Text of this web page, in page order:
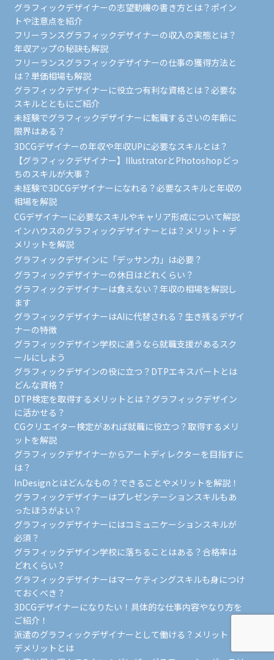
グラフィックデザイナーの志望動機の書き方とは？ポイン
トや注意点を紹介
フリーランスグラフィックデザイナーの収入の実態とは？
年収アップの秘訣も解説
フリーランスグラフィックデザイナーの仕事の獲得方法と
は？単価相場も解説
グラフィックデザイナーに役立つ有利な資格とは？必要な
スキルとともにご紹介
未経験でグラフィックデザイナーに転職するさいの年齢に
限界はある？
3DCGデザイナーの年収や年収UPに必要なスキルとは？
【グラフィックデザイナー】IllustratorとPhotoshopどっ
ちのスキルが大事？
未経験で3DCGデザイナーになれる？必要なスキルと年収の
相場を解説
CGデザイナーに必要なスキルやキャリア形成について解説
インハウスのグラフィックデザイナーとは？メリット・デ
メリットを解説
グラフィックデザインに「デッサン力」は必要？
グラフィックデザイナーの休日はどれくらい？
グラフィックデザイナーは食えない？年収の相場を解説し
ます
グラフィックデザイナーはAIに代替される？生き残るデザイ
ナーの特徴
グラフィックデザイン学校に通うなら就職支援があるスク
ールにしよう
グラフィックデザインの役に立つ？DTPエキスパートとは
どんな資格？
DTP検定を取得するメリットとは？グラフィックデザイン
に活かせる？
CGクリエイター検定があれば就職に役立つ？取得するメリ
ットを解説
グラフィックデザイナーからアートディレクターを目指すに
は？
InDesignとはどんなもの？できることやメリットを解説！
グラフィックデザイナーはプレゼンテーションスキルもあ
ったほうがよい？
グラフィックデザイナーにはコミュニケーションスキルが
必須？
グラフィックデザイン学校に落ちることはある？合格率は
どれくらい？
グラフィックデザイナーはマーケティングスキルも身につけ
ておくべき？
3DCGデザイナーになりたい！具体的な仕事内容やなり方を
ご紹介！
派遣のグラフィックデザイナーとして働ける？メリット・
デメリットとは